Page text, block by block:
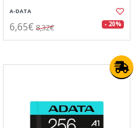
A-DATA
6,65€ 8,32€ - 20%